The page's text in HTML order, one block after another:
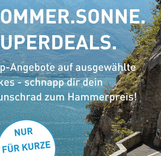
CUBE Zubehör CUBE Sale %
Hybrid EXC 800 jeansblue´n´blue ...
NURIDE HYBRID EXC 800
2026 TRAPEZ
50 CM) S / 110311
31576